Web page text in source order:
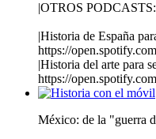
|OTROS PODCASTS:
|Historia de España
https://
|Historia del arte para
https://
México: de la "guerra